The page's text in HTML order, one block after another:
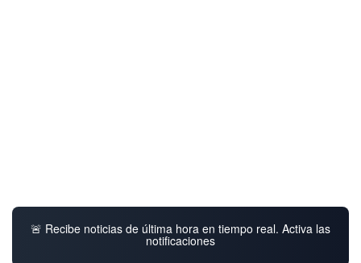
🚨 Recibe noticias de última hora en tiempo real. Activa las
notificaciones